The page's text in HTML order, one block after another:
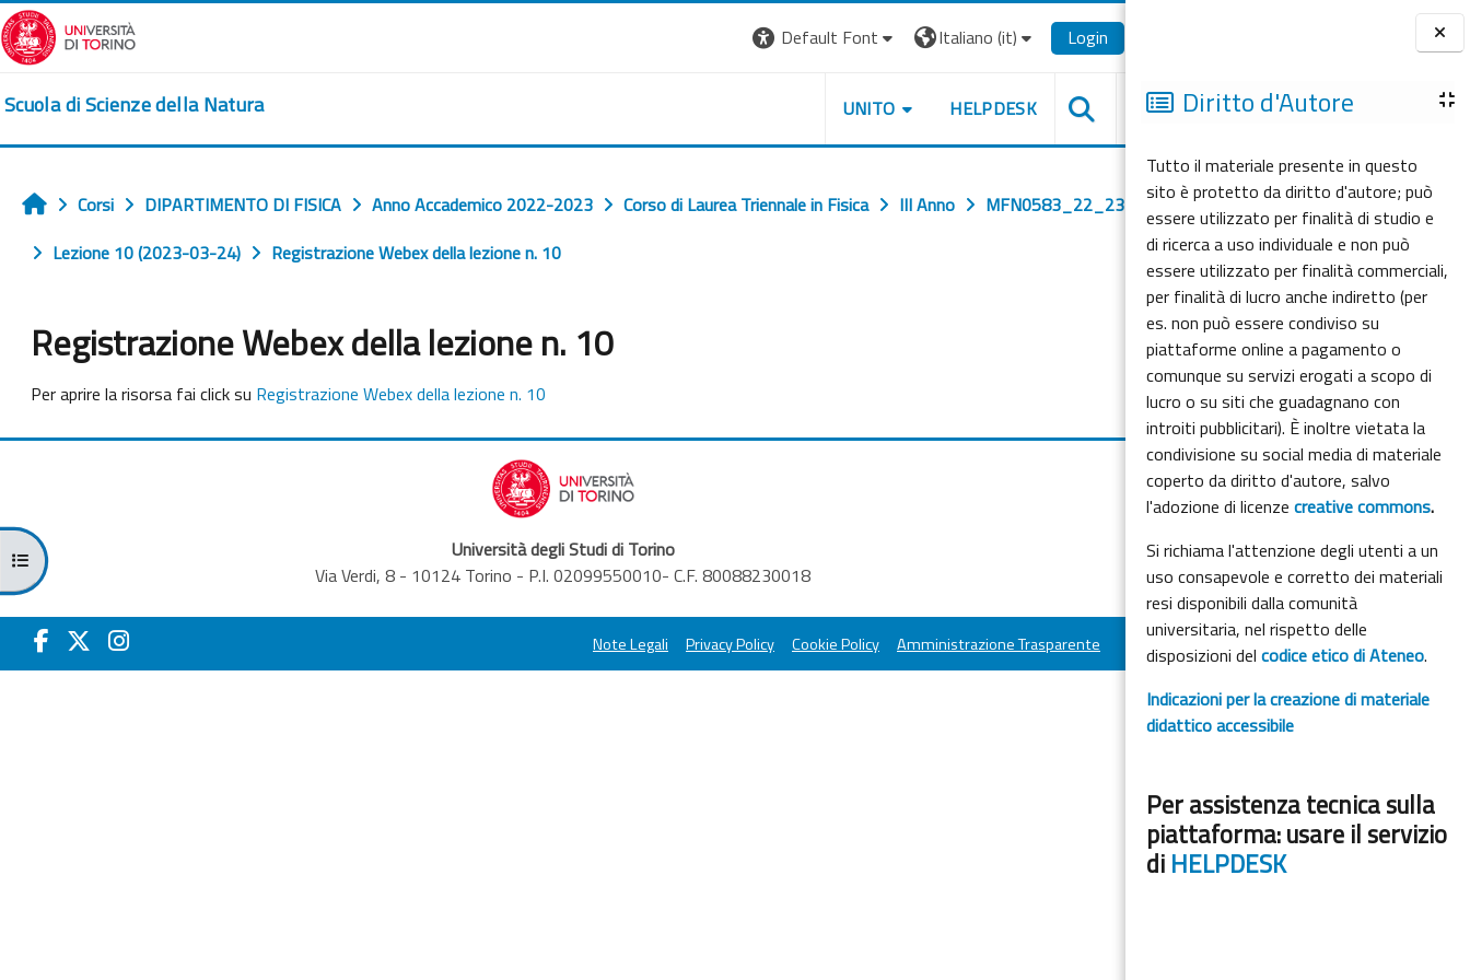
Vai al contenuto principale
Blocchi
Diritto d'Autore
Tutto il materiale presente in questo
sito è protetto da diritto d'autore; può
essere utilizzato per finalità di studio e
di ricerca a uso individuale e non può
essere utilizzato per finalità commerciali,
per finalità di lucro anche indiretto (per
es. non può essere condiviso su
piattaforme online a pagamento o
comunque su servizi erogati a scopo di
lucro o su siti che guadagnano con
introiti pubblicitari). È inoltre vietata la
condivisione su social media di materiale
coperto da diritto d'autore, salvo
l'adozione di licenzecreative commons.
Si richiama l'attenzione degli utenti a un
uso consapevole e corretto dei materiali
resi disponibili dalla comunità
universitaria, nel rispetto delle
disposizioni delcodice etico di Ateneo.
Indicazioni per la creazione di materiale
didattico accessibile
Per assistenza tecnica sulla
piattaforma: usare il servizio
di HELPDESK
Default Font Italiano ‎(it)‎ Login
Scuola di Scienze della Natura UNITO HELPDESK
Apri indice del corso
Home
Corsi DIPARTIMENTO DI FISICA Anno Accademico 2022-2023 Corso di Laurea Triennale in Fisica III Anno
MFN0583_22_23
Lezione 10 (2023-03-24)
Registrazione Webex della lezione n. 10
Registrazione Webex della lezione n. 10
Aggregazione dei criteri
Per aprire la risorsa fai click su Registrazione Webex della lezione n. 10
Università degli Studi di Torino
Via Verdi, 8 - 10124 Torino - P.I. 02099550010- C.F. 80088230018
Note Legali Privacy Policy Cookie Policy Amministrazione Trasparente